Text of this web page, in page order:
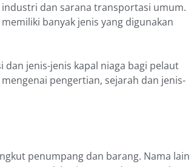
dan sarana transportasi umum.
banyak jenis yang digunakan
jenis-jenis kapal niaga bagi pelaut
pengertian, sejarah dan jenis-
penumpang dan barang. Nama lain